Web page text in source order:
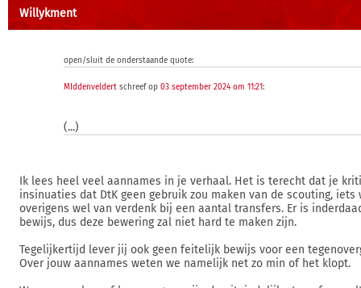
Willykment
open/sluit de onderstaande quote:
MIddenveldert schreef op03 september 2024 om 11:21:
(...)
Ik lees heel veel aannames in je verhaal. Het is terecht dat je
insinuaties dat DtK geen gebruik zou maken van de scouting, iets
overigens wel van verdenk bij een aantal transfers. Er is
bewijs, dus deze bewering zal niet hard te maken zijn.
Tegelijkertijd lever jij ook geen feitelijk bewijs voor een
Over jouw aannames weten we namelijk net zo min of het klopt.